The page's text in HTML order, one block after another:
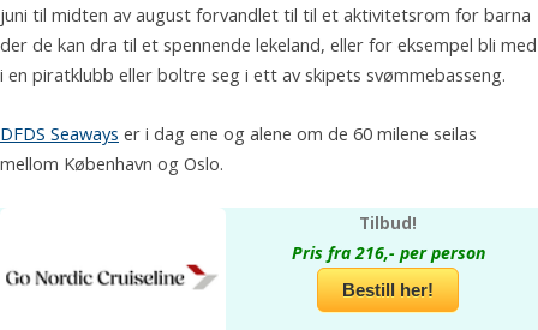
juni til midten av august forvandlet til til et aktivitetsrom for barna
der de kan dra til et spennende lekeland, eller for eksempel bli med
i en piratklubb eller boltre seg i ett av skipets svømmebasseng.
DFDS Seaways er i dag ene og alene om de 60 milene seilas
mellom København og Oslo.
Tilbud!
Pris fra 216,- per person
Bestill her!